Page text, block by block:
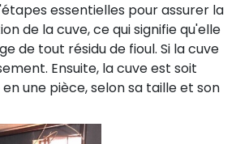
essentielles pour assurer la
de la cuve, ce qui signifie qu'elle
de tout résidu de fioul. Si la cuve
Ensuite, la cuve est soit
une pièce, selon sa taille et son